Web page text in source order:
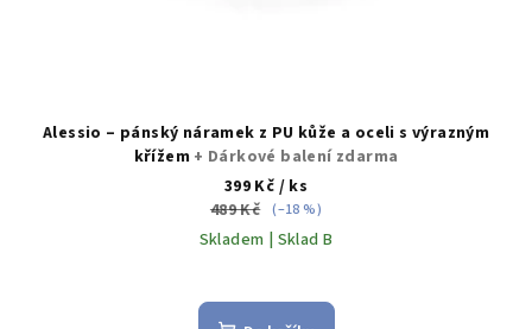
Alessio – pánský náramek z PU kůže a oceli s výrazným
křížem + Dárkové balení zdarma
399 Kč / ks
489 Kč (–18 %)
Skladem | Sklad B